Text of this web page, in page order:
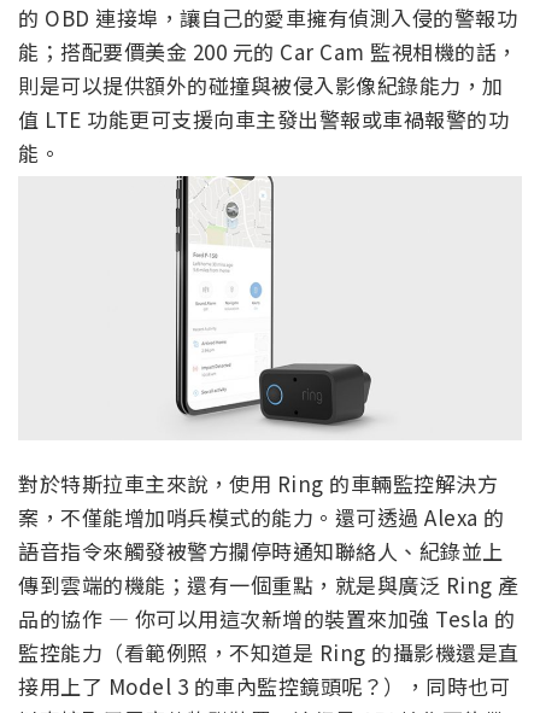
的 OBD 連接埠，讓自己的愛車擁有偵測入侵的警報功
能；搭配要價美金 200 元的 Car Cam 監視相機的話，
則是可以提供額外的碰撞與被侵入影像紀錄能力，加
值 LTE 功能更可支援向車主發出警報或車禍報警的功
能。
對於特斯拉車主來說，使用 Ring 的車輛監控解決方
案，不僅能增加哨兵模式的能力。還可透過 Alexa 的
語音指令來觸發被警方攔停時通知聯絡人、紀錄並上
傳到雲端的機能；還有一個重點，就是與廣泛 Ring 產
品的協作 — 你可以用這次新增的裝置來加強 Tesla 的
監控能力（看範例照，不知道是 Ring 的攝影機還是直
接用上了 Model 3 的車內監控鏡頭呢？），同時也可